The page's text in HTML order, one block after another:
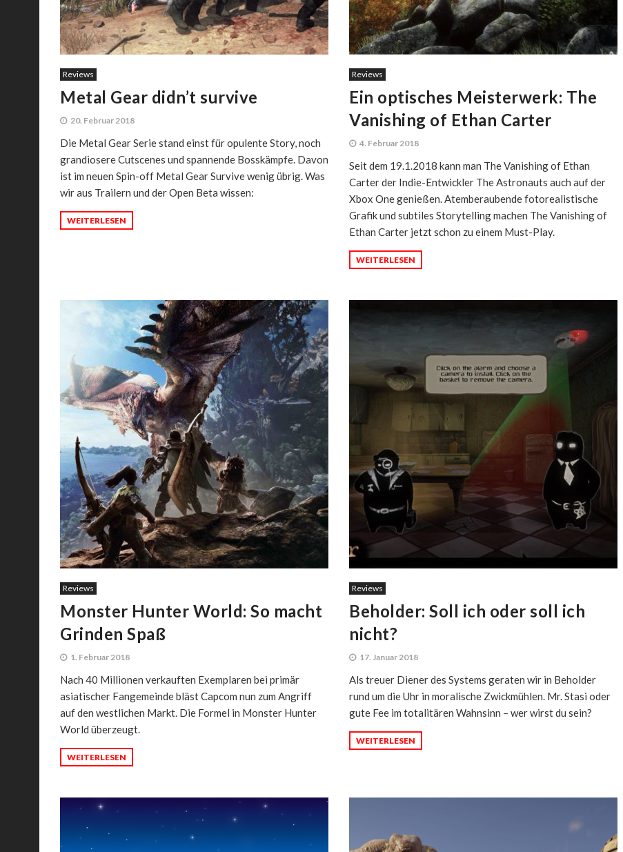
Reviews
Metal Gear didn’t survive
20. Februar 2018
Die Metal Gear Serie stand einst für opulente Story, noch
grandiosere Cutscenes und spannende Bosskämpfe. Davon
ist im neuen Spin-off Metal Gear Survive wenig übrig. Was
wir aus Trailern und der Open Beta wissen:
WEITERLESEN
Reviews
Ein optisches Meisterwerk: The
Vanishing of Ethan Carter
4. Februar 2018
Seit dem 19.1.2018 kann man The Vanishing of Ethan
Carter der Indie-Entwickler The Astronauts auch auf der
Xbox One genießen. Atemberaubende fotorealistische
Grafik und subtiles Storytelling machen The Vanishing of
Ethan Carter jetzt schon zu einem Must-Play.
WEITERLESEN
Reviews
Monster Hunter World: So macht
Grinden Spaß
1. Februar 2018
Nach 40 Millionen verkauften Exemplaren bei primär
asiatischer Fangemeinde bläst Capcom nun zum Angriff
auf den westlichen Markt. Die Formel in Monster Hunter
World überzeugt.
WEITERLESEN
Reviews
Beholder: Soll ich oder soll ich
nicht?
17. Januar 2018
Als treuer Diener des Systems geraten wir in Beholder
rund um die Uhr in moralische Zwickmühlen. Mr. Stasi oder
gute Fee im totalitären Wahnsinn – wer wirst du sein?
WEITERLESEN